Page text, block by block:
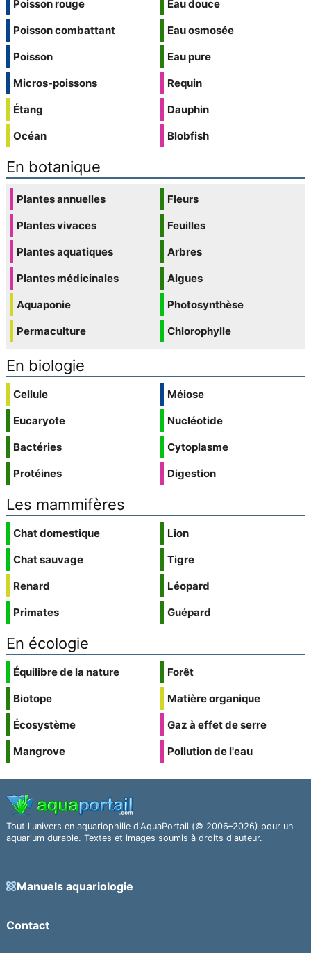
Poisson rouge
Poisson combattant
Poisson
Micros-poissons
Étang
Océan
Eau douce
Eau osmosée
Eau pure
Requin
Dauphin
Blobfish
En botanique
Plantes annuelles
Plantes vivaces
Plantes aquatiques
Plantes médicinales
Aquaponie
Permaculture
Fleurs
Feuilles
Arbres
Algues
Photosynthèse
Chlorophylle
En biologie
Cellule
Eucaryote
Bactéries
Protéines
Méiose
Nucléotide
Cytoplasme
Digestion
Les mammifères
Chat domestique
Chat sauvage
Renard
Primates
Lion
Tigre
Léopard
Guépard
En écologie
Équilibre de la nature
Biotope
Écosystème
Mangrove
Forêt
Matière organique
Gaz à effet de serre
Pollution de l'eau
Tout l'univers en aquariophilie d'AquaPortail (© 2006–2026) pour un
aquarium durable. Textes et images soumis à droits d'auteur.
Manuels aquariologie
Contact